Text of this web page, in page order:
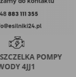
POMPY
4JJ1